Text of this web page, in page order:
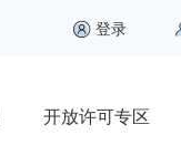
登录
开放许可专区